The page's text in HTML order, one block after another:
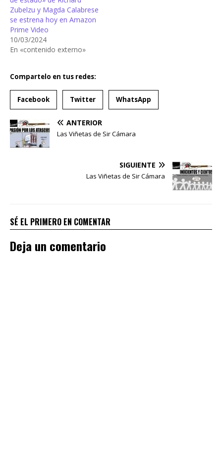
Zubelzu y Magda Calabrese
se estrena hoy en Amazon
Prime Video
10/03/2024
En «contenido externo»
Compartelo en tus redes:
Facebook Twitter WhatsApp
ANTERIOR
Las Viñetas de Sir Cámara
SIGUIENTE
Las Viñetas de Sir Cámara
SÉ EL PRIMERO EN COMENTAR
Deja un comentario